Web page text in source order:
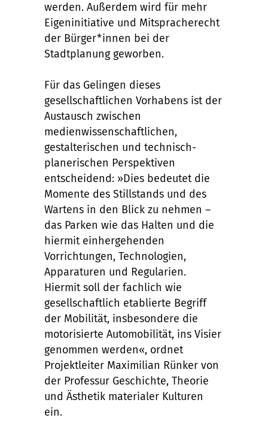
werden. Außerdem wird für mehr
Eigeninitiative und Mitspracherecht
der Bürger*innen bei der
Stadtplanung geworben.
Für das Gelingen dieses
gesellschaftlichen Vorhabens ist der
Austausch zwischen
medienwissenschaftlichen,
gestalterischen und technisch-
planerischen Perspektiven
entscheidend: »Dies bedeutet die
Momente des Stillstands und des
Wartens in den Blick zu nehmen –
das Parken wie das Halten und die
hiermit einhergehenden
Vorrichtungen, Technologien,
Apparaturen und Regularien.
Hiermit soll der fachlich wie
gesellschaftlich etablierte Begriff
der Mobilität, insbesondere die
motorisierte Automobilität, ins Visier
genommen werden«, ordnet
Projektleiter Maximilian Rünker von
der Professur Geschichte, Theorie
und Ästhetik materialer Kulturen
ein.